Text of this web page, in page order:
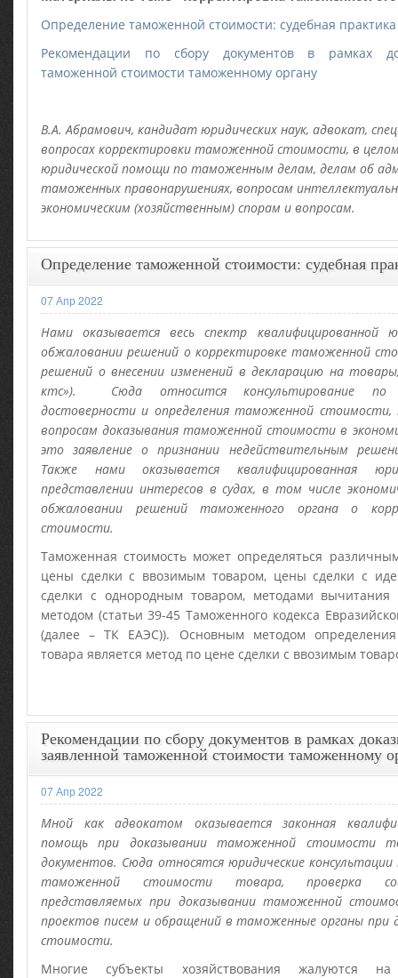
Определение таможенной стоимости: судебная практика
Рекомендации по сбору документов в рамках
таможенной стоимости таможенному органу
В.А. Абрамович, кандидат юридических наук, адвокат,
вопросах корректировки таможенной стоимости, в
юридической помощи по таможенным делам, делам об
таможенных правонарушениях, вопросам
экономическим (хозяйственным) спорам и вопросам.
Определение таможенной стоимости: судебная
07 Апр 2022
Нами оказывается весь спектр квалифицированной
обжаловании решений о корректировке таможенной
решений о внесении изменений в декларацию на
ктс»). Сюда относится консультирование по
достоверности и определения таможенной стоимости,
вопросам доказывания таможенной стоимости в
это заявление о признании недействительным
Также нами оказывается квалифицированная
представлении интересов в судах, в том числе
обжаловании решений таможенного органа о
стоимости.
Таможенная стоимость может определяться
цены сделки с ввозимым товаром, цены сделки с
сделки с однородным товаром, методами
методом (статьи 39-45 Таможенного кодекса
(далее – ТК ЕАЭС)). Основным методом
товара является метод по цене сделки с ввозимым
Рекомендации по сбору документов в рамках
заявленной таможенной стоимости таможенному
07 Апр 2022
Мной как адвокатом оказывается законная
помощь при доказывании таможенной стоимости
документов. Сюда относятся юридические
таможенной стоимости товара, проверка
представляемых при доказывании таможенной
проектов писем и обращений в таможенные органы при
стоимости.
Многие субъекты хозяйствования жалуются на